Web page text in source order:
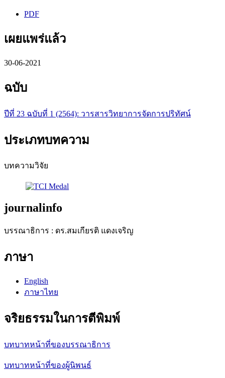
PDF
เผยแพร่แล้ว
30-06-2021
ฉบับ
ปีที่ 23 ฉบับที่ 1 (2564): วารสารวิทยาการจัดการปริทัศน์
ประเภทบทความ
บทความวิจัย
journalinfo
บรรณาธิการ : ดร.สมเกียรติ แดงเจริญ
ภาษา
English
ภาษาไทย
จริยธรรมในการตีพิมพ์
บทบาทหน้าที่ของบรรณาธิการ
บทบาทหน้าที่ของผู้นิพนธ์